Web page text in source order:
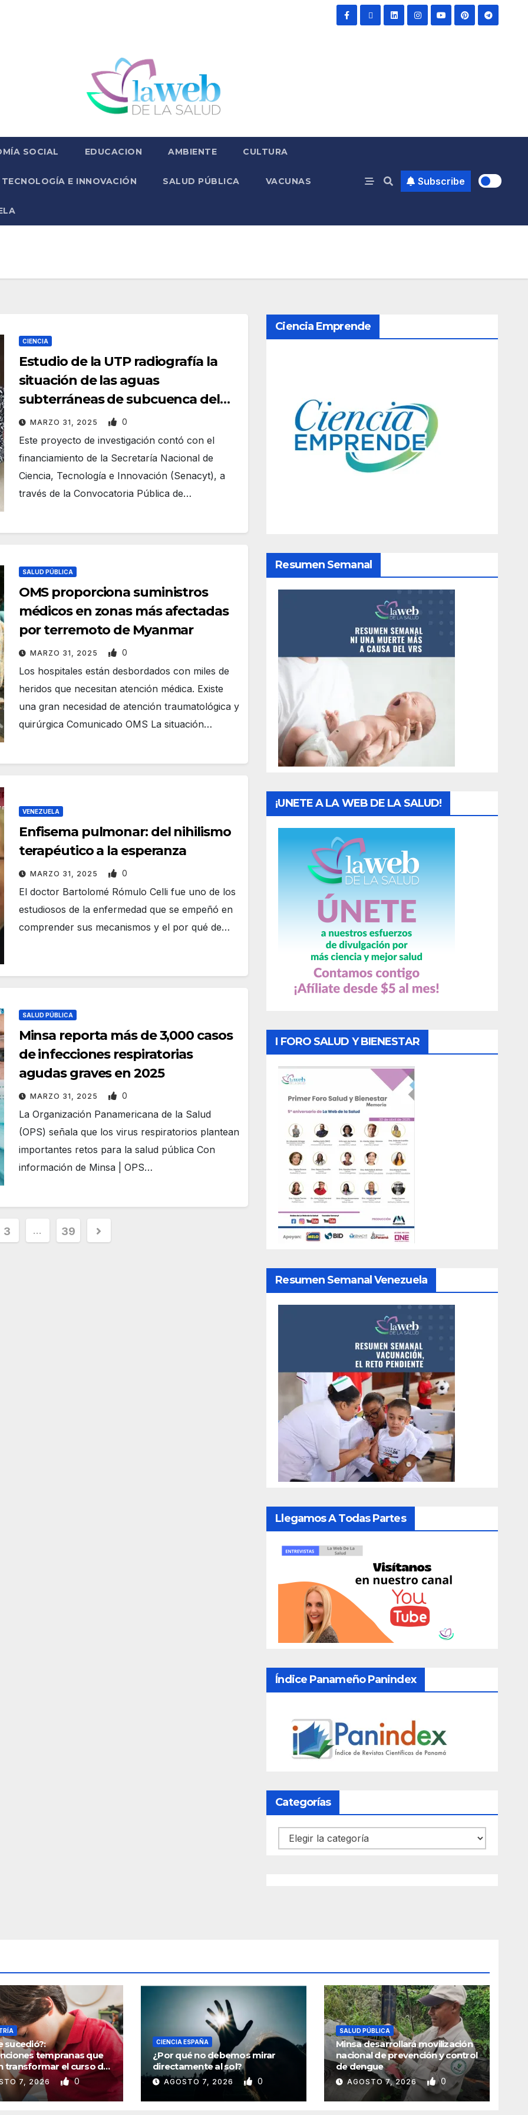
SOCIAL EDUCACION AMBIENTE CULTURA
TECNOLOGÍA E INNOVACIÓN SALUD PÚBLICA VACUNAS Subscribe
CIENCIA
Estudio de la UTP radiografía la
situación de las aguas
subterráneas de subcuenca del
río Guararé
MARZO 31, 2025 0
Este proyecto de investigación contó con el
financiamiento de la Secretaría Nacional de
Ciencia, Tecnología e Innovación (Senacyt), a
través de la Convocatoria Pública de…
SALUD PÚBLICA
OMS proporciona suministros
médicos en zonas más afectadas
por terremoto de Myanmar
MARZO 31, 2025 0
Los hospitales están desbordados con miles de
heridos que necesitan atención médica. Existe
una gran necesidad de atención traumatológica y
quirúrgica Comunicado OMS La situación…
VENEZUELA
Enfisema pulmonar: del nihilismo
terapéutico a la esperanza
MARZO 31, 2025 0
El doctor Bartolomé Rómulo Celli fue uno de los
estudiosos de la enfermedad que se empeñó en
comprender sus mecanismos y el por qué de…
SALUD PÚBLICA
Minsa reporta más de 3,000 casos
de infecciones respiratorias
agudas graves en 2025
MARZO 31, 2025 0
La Organización Panamericana de la Salud
(OPS) señala que los virus respiratorios plantean
importantes retos para la salud pública Con
información de Minsa | OPS…
3 … 39
Ciencia Emprende
Resumen Semanal
¡UNETE A LA WEB DE LA SALUD!
I FORO SALUD Y BIENESTAR
Resumen Semanal Venezuela
Llegamos A Todas Partes
Índice Panameño Panindex
Categorías
Categorías
sucedió?:
tempranas que
transformar el curso de
7, 2026 0
CIENCIA ESPAÑA
¿Por qué no debemos mirar
directamente al sol?
AGOSTO 7, 2026 0
SALUD PÚBLICA
Minsa desarrollará movilización
nacional de prevención y control
de dengue
AGOSTO 7, 2026 0